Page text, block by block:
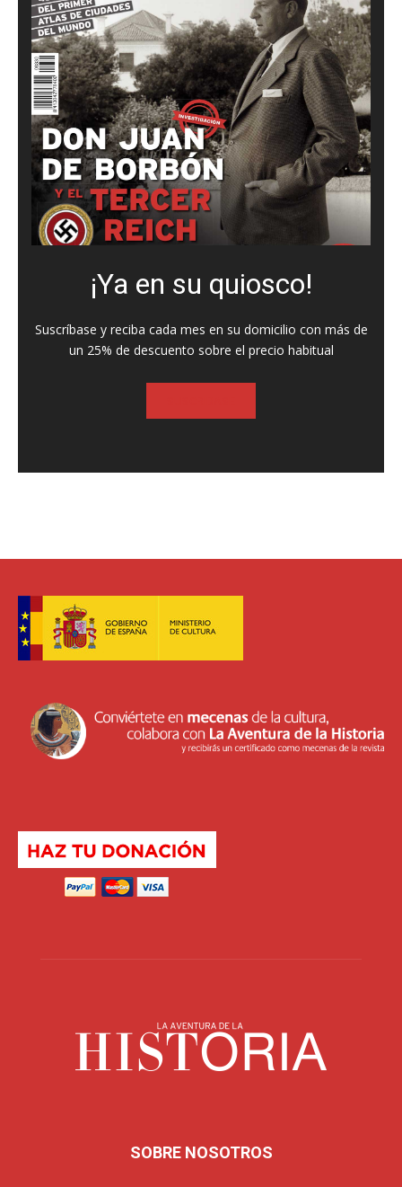
¡Ya en su quiosco!
Suscríbase y reciba cada mes en su domicilio con más de
un 25% de descuento sobre el precio habitual
SOBRE NOSOTROS